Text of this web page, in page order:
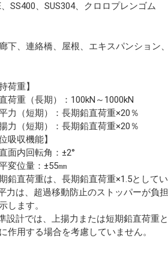
、SS400、SUS304、クロロプレンゴム
下、連絡橋、屋根、エキスパンション
荷重】
荷重（長期）：100kN～1000kN
力（短期）：長期鉛直荷重×20％
力（短期）：長期鉛直荷重×20％
吸収機能】
面内回転角：±2°
変位量：±55㎜
鉛直荷重は、長期鉛直荷重×1.5としてい
力は、超過移動防止のストッパーが負
します。
設計では、上揚力または短期鉛直荷重
作用する場合を考慮していません。